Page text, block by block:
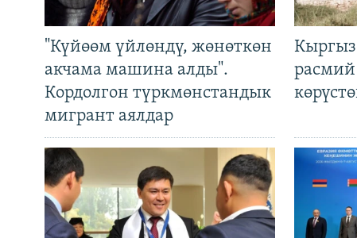
"Күйөөм үйлөндү, жөнөткөн
акчама машина алды".
Кордолгон түркмөнстандык
мигрант аялдар